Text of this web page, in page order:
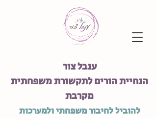
ענבל צור
הנחיית הורים לתקשורת משפחתית
מקרבת
להוביל לחיבור משפחתי ולמערכות